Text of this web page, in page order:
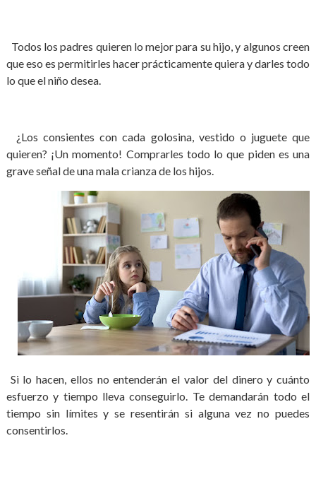
Todos los padres quieren lo mejor para su hijo, y algunos creen
que eso es permitirles hacer prácticamente quiera y darles todo
lo que el niño desea.
¿Los consientes con cada golosina, vestido o juguete que
quieren? ¡Un momento! Comprarles todo lo que piden es una
grave señal de una mala crianza de los hijos.
Si lo hacen, ellos no entenderán el valor del dinero y cuánto
esfuerzo y tiempo lleva conseguirlo. Te demandarán todo el
tiempo sin límites y se resentirán si alguna vez no puedes
consentirlos.